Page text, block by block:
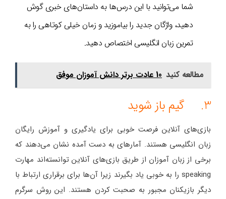
شما می‌توانید با این درس‌ها به داستان‌های خبری گوش
دهید، واژگان جدید را بیاموزید و زمان خیلی کوتاهی را به
تمرین زبان انگلیسی اختصاص دهید.
مطالعه کنید 10 عادت برتر دانش آموزان موفق
3. گیم باز شوید
بازی‌های آنلاین فرصت خوبی برای یادگیری و آموزش رایگان
زبان انگلیسی هستند. آمارهای به دست آمده نشان می‌دهند که
برخی از زبان آموزان از طریق بازی‌های آنلاین توانسته‌اند مهارت
speaking را به خوبی یاد بگیرند زیرا آن‌ها برای برقراری ارتباط با
دیگر بازیکنان مجبور به صحبت کردن هستند. این روش سرگرم